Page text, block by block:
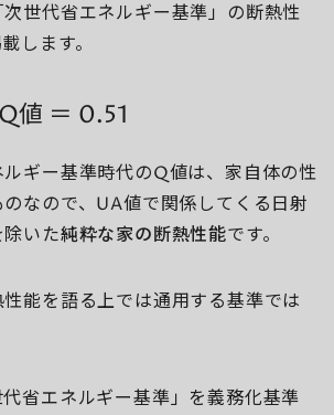
世代省エネルギー基準」の断熱性
します。
値 ＝ 0.51
ギー基準時代のQ値は、家自体の性
なので、UA値で関係してくる日射
いた純粋な家の断熱性能です。
能を語る上では通用する基準では
省エネルギー基準」を義務化基準